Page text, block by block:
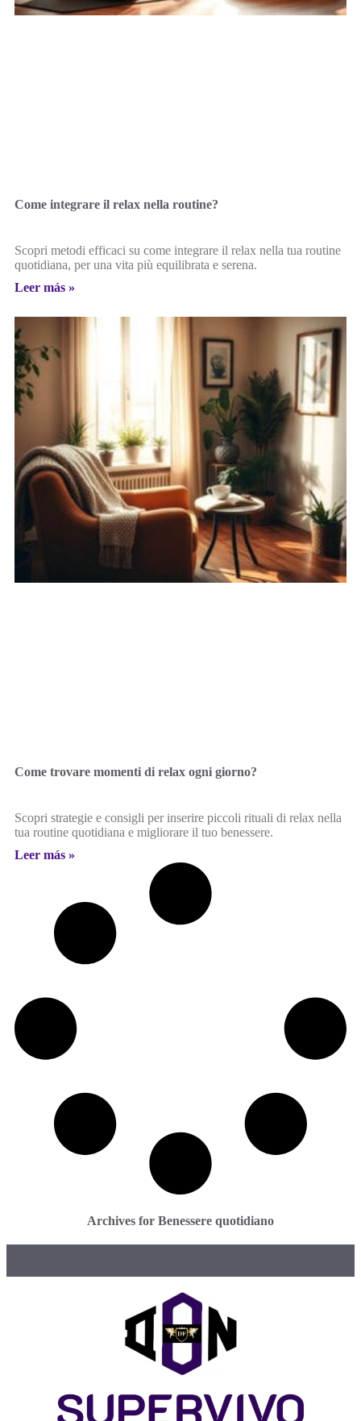
Come integrare il relax nella routine?
Scopri metodi efficaci su come integrare il relax nella tua routine
quotidiana, per una vita più equilibrata e serena.
Leer más »
Come trovare momenti di relax ogni giorno?
Scopri strategie e consigli per inserire piccoli rituali di relax nella
tua routine quotidiana e migliorare il tuo benessere.
Leer más »
Archives for Benessere quotidiano